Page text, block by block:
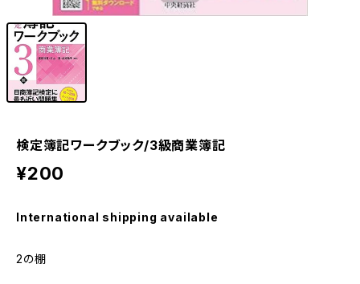
検定簿記ワークブック/3級商業簿記
¥200
International shipping available
2の棚